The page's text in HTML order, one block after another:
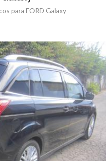
para FORD Galaxy